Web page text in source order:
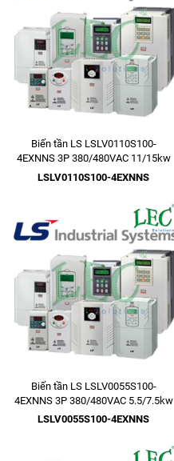
Biến tần LS LSLV0110S100-
4EXNNS 3P 380/480VAC 11/15kw
15HP
LSLV0110S100-4EXNNS
Biến tần LS LSLV0055S100-
4EXNNS 3P 380/480VAC 5.5/7.5kw
7.5HP
LSLV0055S100-4EXNNS